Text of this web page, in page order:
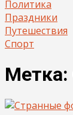
Политика
Праздники
Путешествия
Спорт
Метка: